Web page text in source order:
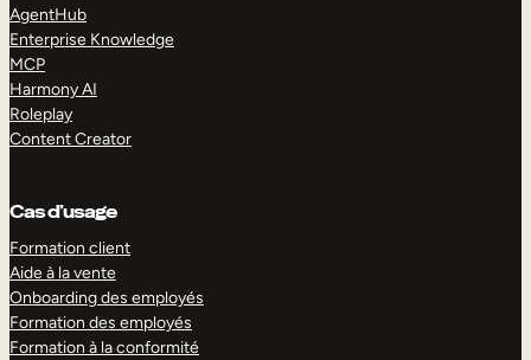
AgentHub
Enterprise Knowledge
MCP
Harmony AI
Roleplay
Content Creator
Cas d’usage
Formation client
Aide à la vente
Onboarding des employés
Formation des employés
Formation à la conformité